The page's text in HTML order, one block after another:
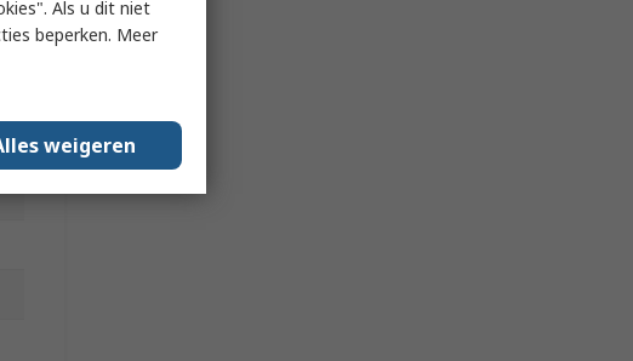
Als u dit niet
beperken. Meer
weigeren